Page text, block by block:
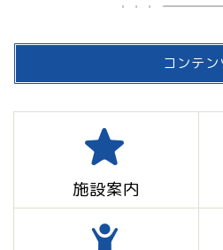
コンテン
施設案内